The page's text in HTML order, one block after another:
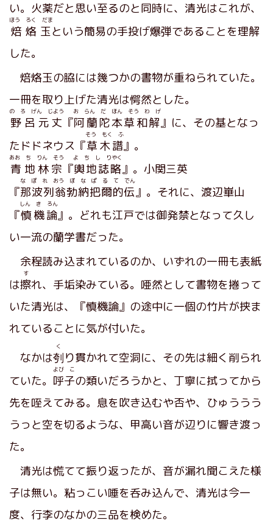
い。火薬だと思い至るのと同時に、清光はこれが、
焙烙玉
ほう ろく だま
という簡易の手投げ爆弾であることを理解
した。
焙烙玉の脇には幾つかの書物が重ねられていた。
一冊を取り上げた清光は愕然とした。
野呂元丈
の ろ げん じよう
『阿蘭陀本草和解
お らん だ ほん そう わ げ
』に、その基となっ
たドドネウス『草木譜
そう もく ふ
』。
青地林宗
あお ち りん そう
『輿地誌略
よ ち し りやく
』。小関三英
『那波列翁勃納把爾的伝
な ぽ れ おう ぼ な ぱ る て でん
』。それに、渡辺崋山
『慎機論
しん き ろん
』。どれも江戸では御発禁となって久し
い一流の蘭学書だった。
余程読み込まれているのか、いずれの一冊も表紙
は擦
す
れ、手垢染みている。唖然として書物を捲って
いた清光は、『慎機論』の途中に一個の竹片が挟ま
れていることに気が付いた。
なかは刳
く
り貫かれて空洞に、その先は細く削られ
ていた。 呼子
よび こ
の類いだろうかと、丁寧に拭ってから
先を咥えてみる。息を吹き込むや否や、ひゅううう
うっと空を切るような、甲高い音が辺りに響き渡っ
た。
清光は慌てて振り返ったが、音が漏れ聞こえた様
子は無い。粘っこい唾を呑み込んで、清光は今一
度、行李のなかの三品を検めた。